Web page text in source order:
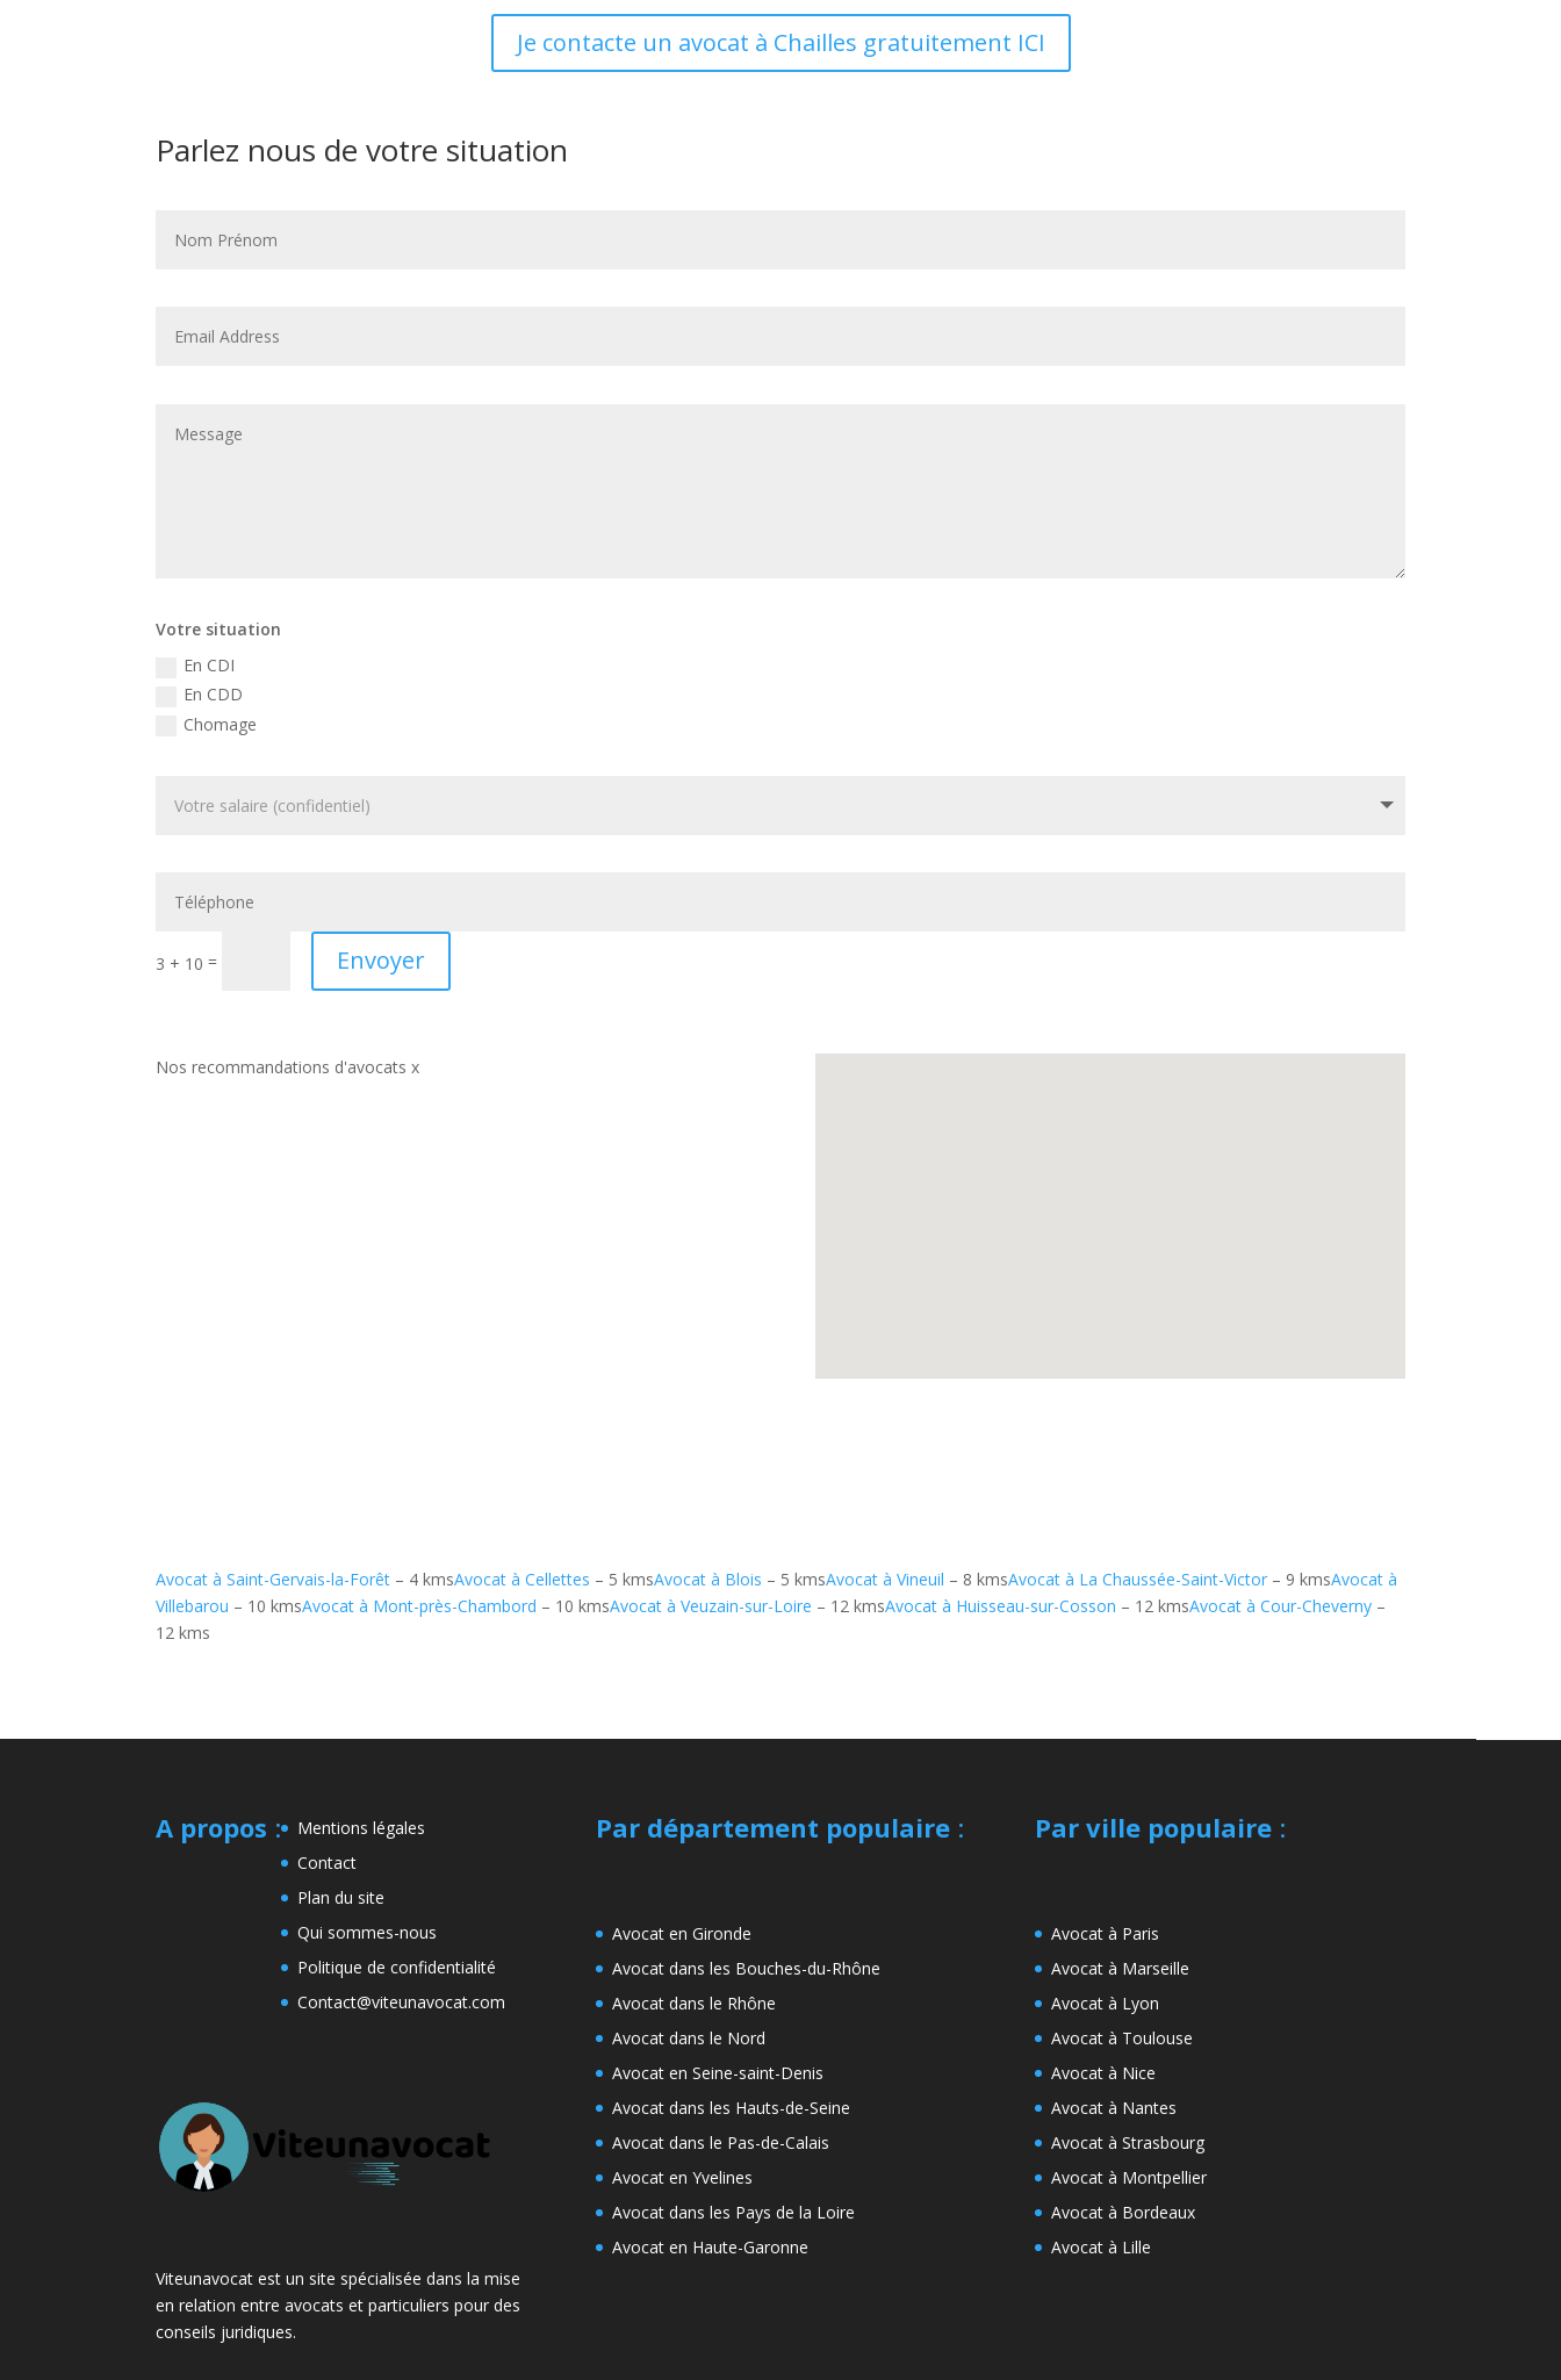
Je contacte un avocat à Chailles gratuitement ICI
Parlez nous de votre situation
Votre situation
En CDI
En CDD
Chomage
3 + 10 = Envoyer
Nos recommandations d'avocats x
Avocat à Saint-Gervais-la-Forêt – 4 kmsAvocat à Cellettes – 5 kmsAvocat à Blois – 5 kmsAvocat à Vineuil – 8 kmsAvocat à La Chaussée-Saint-Victor – 9 kmsAvocat à
Villebarou – 10 kmsAvocat à Mont-près-Chambord – 10 kmsAvocat à Veuzain-sur-Loire – 12 kmsAvocat à Huisseau-sur-Cosson – 12 kmsAvocat à Cour-Cheverny –
12 kms
A propos :
Mentions légales
Contact
Plan du site
Qui sommes-nous
Politique de confidentialité
Contact@viteunavocat.com
Viteunavocat est un site spécialisée dans la mise
en relation entre avocats et particuliers pour des
conseils juridiques.
Par département populaire:
Avocat en Gironde
Avocat dans les Bouches-du-Rhône
Avocat dans le Rhône
Avocat dans le Nord
Avocat en Seine-saint-Denis
Avocat dans les Hauts-de-Seine
Avocat dans le Pas-de-Calais
Avocat en Yvelines
Avocat dans les Pays de la Loire
Avocat en Haute-Garonne
Par ville populaire:
Avocat à Paris
Avocat à Marseille
Avocat à Lyon
Avocat à Toulouse
Avocat à Nice
Avocat à Nantes
Avocat à Strasbourg
Avocat à Montpellier
Avocat à Bordeaux
Avocat à Lille